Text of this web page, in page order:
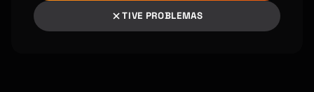
- [ ] Keyword variations throughout
- [ ] Meta description with keyword
TIVE PROBLEMAS